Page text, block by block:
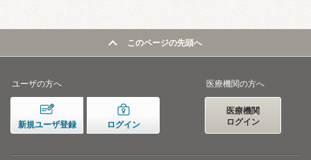
このページの先頭へ
ユーザの方へ
新規ユーザ登録 ログイン
医療機関の方へ
医療機関
ログイン